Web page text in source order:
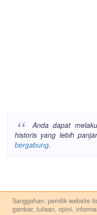
Anda dapat
historis yang lebih
bergabung.
Sanggahan: pemilik website
gambar, tulisan, opini,